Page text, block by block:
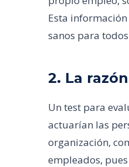
Esta
sanos para
2. La
Un test para
actuarían las
organización,
empleados,